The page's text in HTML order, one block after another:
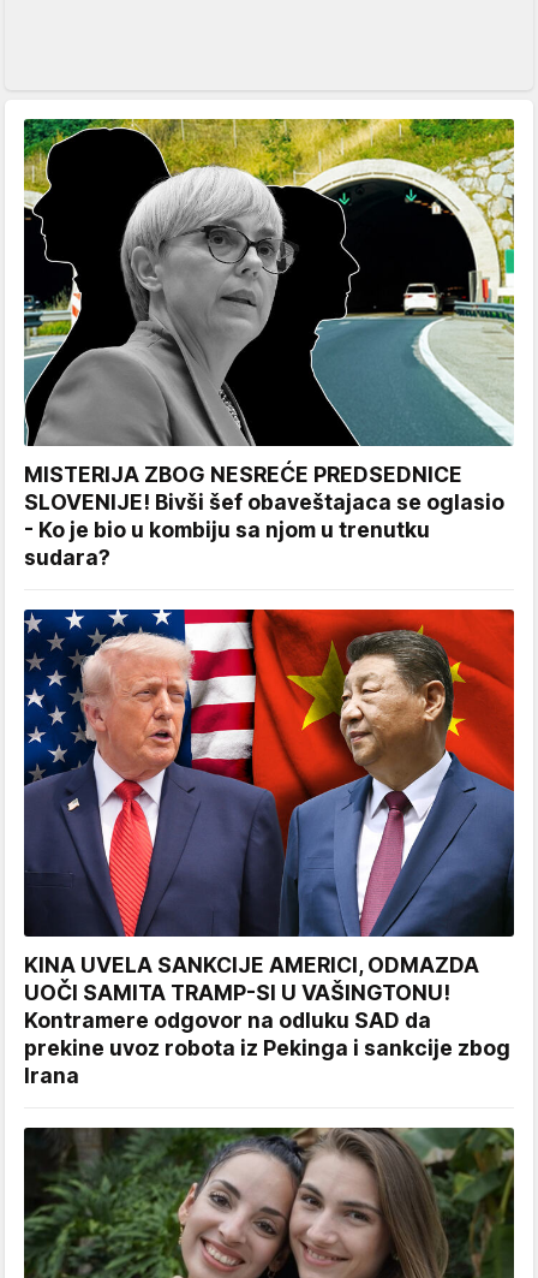
MISTERIJA ZBOG NESREĆE PREDSEDNICE
SLOVENIJE! Bivši šef obaveštajaca se oglasio
- Ko je bio u kombiju sa njom u trenutku
sudara?
KINA UVELA SANKCIJE AMERICI, ODMAZDA
UOČI SAMITA TRAMP-SI U VAŠINGTONU!
Kontramere odgovor na odluku SAD da
prekine uvoz robota iz Pekinga i sankcije zbog
Irana